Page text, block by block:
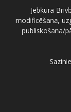
Jebkura
modificēšana,
publiskošana/